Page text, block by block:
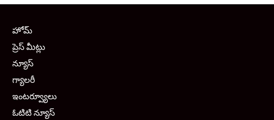
హోమ్
ప్రెస్ మీట్లు
న్యూస్
గ్యాలరీ
ఇంటర్వ్యూలు
ఓటిటి న్యూస్